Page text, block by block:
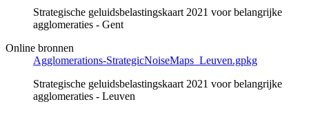
Strategische geluidsbelastingskaart 2021 voor belangrijke
agglomeraties - Gent
Online bronnen
Agglomerations-StrategicNoiseMaps_Leuven.gpkg
Strategische geluidsbelastingskaart 2021 voor belangrijke
agglomeraties - Leuven